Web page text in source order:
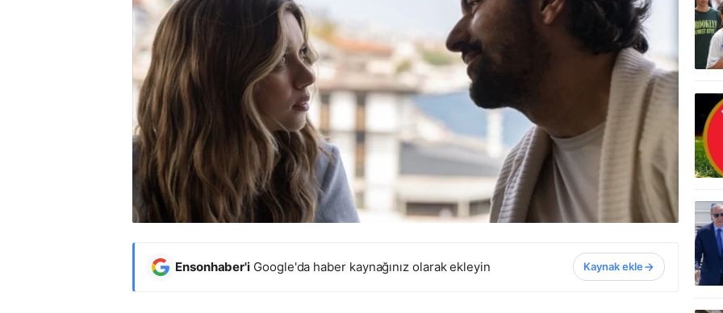
Ensonhaber'i Google'da haber kaynağınız olarak ekleyin Kaynak ekle